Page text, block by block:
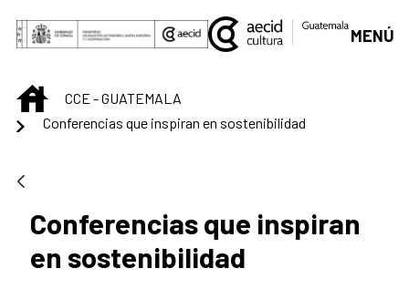
Saltar al contenido principal
MENÚ
INICIOCCE - GUATEMALA
Conferencias que inspiran en sostenibilidad
Conferencias que inspiran
en sostenibilidad